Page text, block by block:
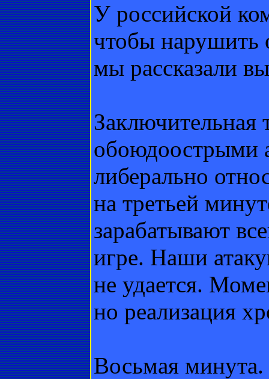
У российской
чтобы нарушить
мы рассказали
Заключительная
обоюдоострыми
либерально
на третьей
зарабатывают
игре. Наши
не удается.
но реализация
Восьмая